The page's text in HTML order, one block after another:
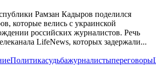
Рамзан Кадыров поделился
которые велись с украинской
российских журналистов. Речь
LifeNews, которых задержали...
Политикасудьбажурналистыпереговоры